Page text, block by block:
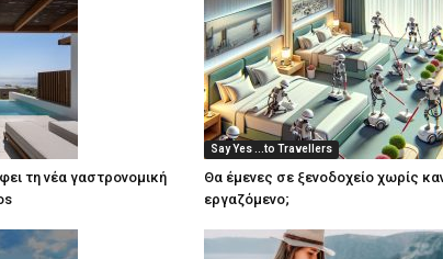
τη νέα γαστρονομική
Say Yes ...to Travellers
Θα έμενες σε ξενοδοχείο χωρίς
εργαζόμενο;